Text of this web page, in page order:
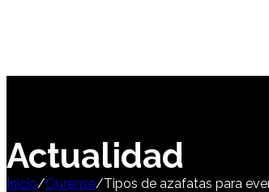
Actualidad
Inicio/Ourense/Tipos de azafatas para